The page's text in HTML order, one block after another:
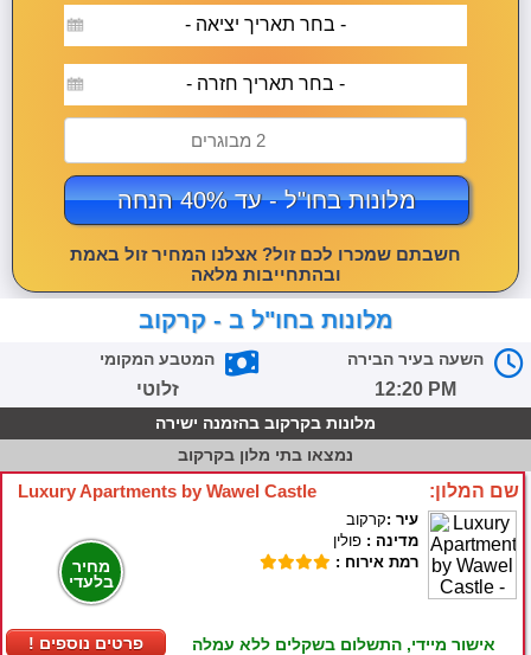
- בחר תאריך יציאה -
- בחר תאריך חזרה -
2 מבוגרים
מלונות בחו"ל - עד 40% הנחה
חשבתם שמכרו לכם זול? אצלנו המחיר זול באמת
ובהתחייבות מלאה
מלונות בחו"ל ב - קרקוב
המטבע המקומי
זלוטי
השעה בעיר הבירה
12:20 PM
מלונות בקרקוב בהזמנה ישירה
נמצאו בתי מלון בקרקוב
Luxury Apartments by Wawel Castle שם המלון:
מחיר
בלעדי
! פרטים נוספים
עיר :קרקוב
מדינה : פולין
רמת אירוח :
אישור מיידי, התשלום בשקלים ללא עמלה